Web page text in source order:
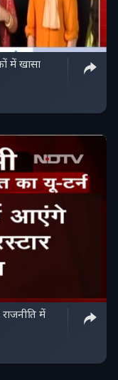
में खासा
में